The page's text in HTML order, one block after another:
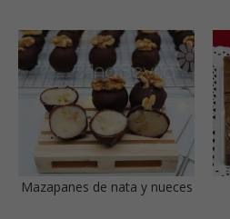
Mazapanes de nata y nueces